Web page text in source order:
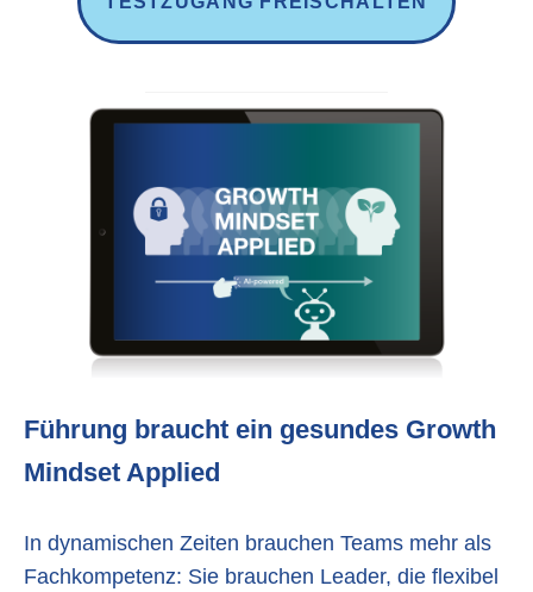
Führung braucht ein gesundes Growth
Mindset Applied
In dynamischen Zeiten brauchen Teams mehr als
Fachkompetenz: Sie brauchen Leader, die flexibel